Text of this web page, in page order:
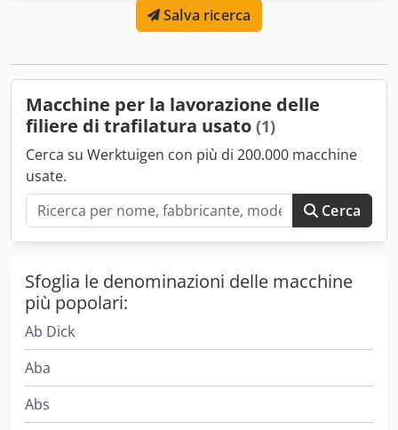
pietra da rivestimento. Il prezzo è di 30 euro al
chilogrammo di stampo in silicone; ogni stampo pesa tra
2020 e il 2024 e sono perfettamente utilizzabili. Cedjy Hwm
Salva ricerca
Macchine per la lavorazione delle
filiere di trafilatura usato (1)
Cerca su Werktuigen con più di 200.000 macchine
usate.
Cerca
Sfoglia le denominazioni delle macchine
più popolari:
Ab Dick
Aba
Abs